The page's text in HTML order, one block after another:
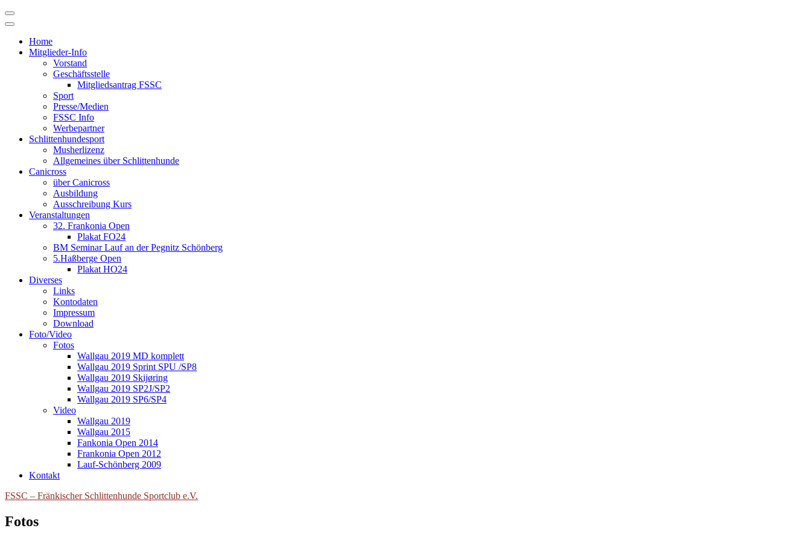
Skip
to
Home
Mitglieder-Info
Vorstand
Geschäftsstelle
Mitgliedsantrag FSSC
Sport
Presse/Medien
FSSC Info
Werbepartner
Schlittenhundesport
Musherlizenz
Allgemeines über Schlittenhunde
Canicross
über Canicross
Ausbildung
Ausschreibung Kurs
Veranstaltungen
32. Frankonia Open
Plakat FO24
BM Seminar Lauf an der Pegnitz Schönberg
5.Haßberge Open
Plakat HO24
Diverses
Links
Kontodaten
Impressum
Download
Foto/Video
Fotos
Wallgau 2019 MD komplett
Wallgau 2019 Sprint SPU /SP8
Wallgau 2019 Skijøring
Wallgau 2019 SP2J/SP2
Wallgau 2019 SP6/SP4
Video
Wallgau 2019
Wallgau 2015
Fankonia Open 2014
Frankonia Open 2012
Lauf-Schönberg 2009
Kontakt
FSSC – Fränkischer Schlittenhunde Sportclub e.V.
Fotos